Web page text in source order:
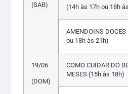
(SAB)
(14h às 17h ou 18h
AMENDOINS
ou 18h às 21h)
19/06
(DOM)
COMO CUIDAR DO
MESES (15h às 18h)